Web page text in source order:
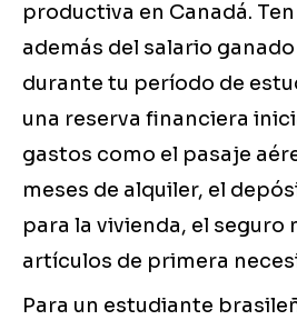
productiva en Canadá.
además del salario
durante tu período de
una reserva financiera
gastos como el pasaje
meses de alquiler, el
para la vivienda, el seguro
artículos de primera
Para un estudiante